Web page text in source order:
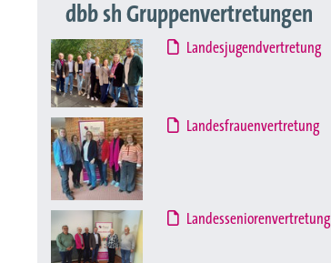
dbb sh Gruppenvertretungen
Landesjugendvertretung
Landesfrauenvertretung
Landesseniorenvertretung